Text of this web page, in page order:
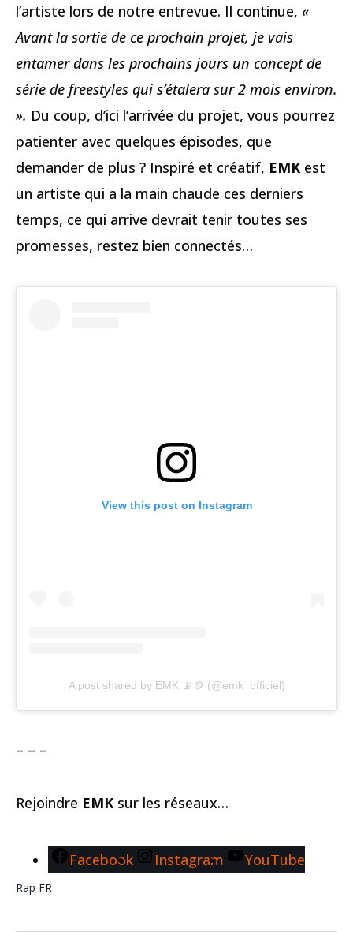
l’artiste lors de notre entrevue. Il continue, «
Avant la sortie de ce prochain projet, je vais
entamer dans les prochains jours un concept de
série de freestyles qui s’étalera sur 2 mois environ.
». Du coup, d’ici l’arrivée du projet, vous pourrez
patienter avec quelques épisodes, que
demander de plus ? Inspiré et créatif, EMKest
un artiste qui a la main chaude ces derniers
temps, ce qui arrive devrait tenir toutes ses
promesses, restez bien connectés…
View this post on Instagram
A post shared by EMK 📡🪙 (@emk_officiel)
– – –
Rejoindre EMK sur les réseaux…
Facebook Instagram YouTube
Rap FR